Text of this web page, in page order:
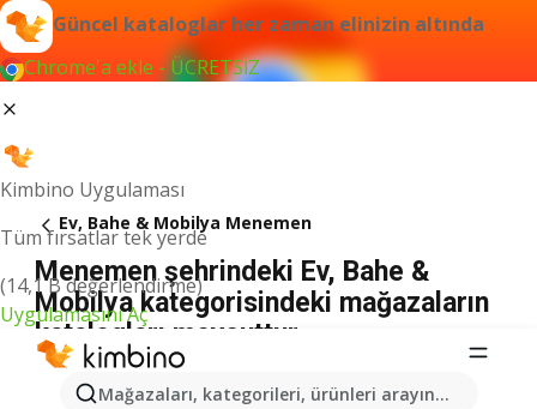
Güncel kataloglar her zaman elinizin altında
Chrome'a ekle - ÜCRETSİZ
Kimbino Uygulaması
Tüm fırsatlar tek yerde
(14,1 B değerlendirme)
Uygulamasını Aç
Mağazaları, kategorileri, ürünleri arayın...
Ev, Bahe & Mobilya Menemen
Menemen şehrindeki Ev, Bahe &
Mobilya kategorisindeki mağazaların
katalogları mevcuttur